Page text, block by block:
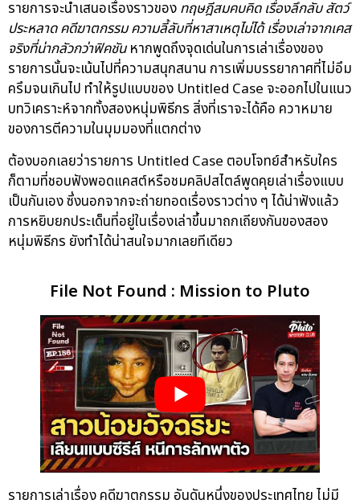
รายการจะนำเสนอเรื่องราวของทฤษฎีสมคบคิด เรื่องลึกลับ สัตว์
ประหลาด คดีฆาตกรรม ความลี้ลับที่หาสาเหตุไม่ได้ เรื่องเล่าจากเคส
จริงที่น่ากลัวกว่าฟิคชันหากพูดถึงจุดเด่นในการเล่าเรื่องของ
รายการนั้นจะเน้นไปที่ความสนุกสนาน การเพิ่มบรรยากาศที่ไม่อึม
ครึมจนเกินไป ทำให้รูปแบบของ Untitled Case จะออกไปในแนว
บทวิเคราะห์จากทั้งสองหนุ่มพิธีกร สิ่งที่เราจะได้คือ ควาหมาย
ของการตีความในมุมมองที่แตกต่าง
ต้องบอกเลยว่ารายการ Untitled Case ตอบโจทย์สำหรับใคร
ก็ตามที่ชอบฟังพอดแคสต์หรือชมคลิปสไตล์พูดคุยเล่าเรื่องแบบ
เป็นกันเอง ซึ่งนอกจากจะถ่ายทอดเรื่องราวต่าง ๆ ได้น่าฟังแล้ว
การหยิบยกประเด็นที่อยู่ในเรื่องเล่าขึ้นมาถกเถียงกันของสอง
หนุ่มพิธีกร ยังทำได้น่าสนใจมากเลยทีเดียว
File Not Found : Mission to Pluto
รายการเล่าเรื่อง คดีฆาตกรรม อันดันหนึ่งของประเทศไทย ไม่มี